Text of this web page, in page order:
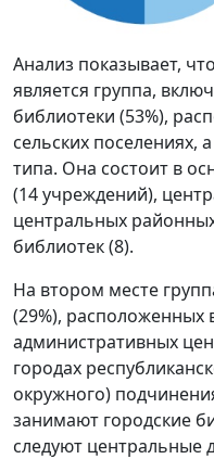
Анализ показывает,
является группа,
библиотеки (53%),
сельских поселениях,
типа. Она состоит в
(14 учреждений),
центральных
библиотек (8).
На втором месте
(29%), расположенных
административных
городах
окружного)
занимают городские
следуют центральные